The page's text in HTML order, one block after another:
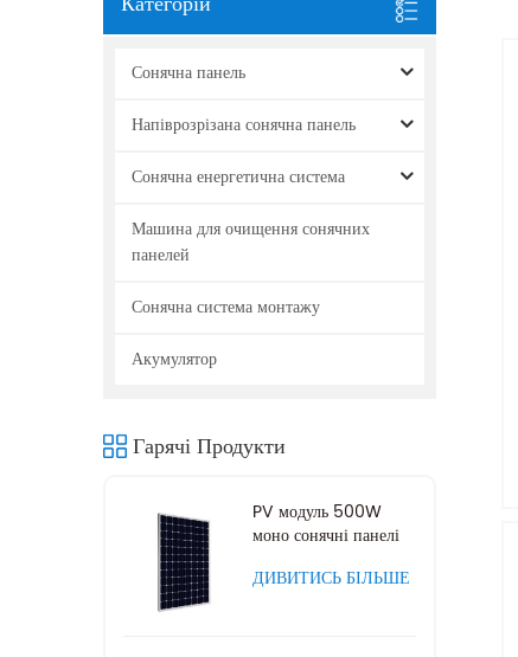
Категорій
Сонячна панель
Напіврозрізана сонячна панель
Сонячна енергетична система
Машина для очищення сонячних
панелей
Сонячна система монтажу
Акумулятор
Гарячі Продукти
PV модуль 500W
моно сонячні панелі
ДИВИТИСЬ БІЛЬШЕ